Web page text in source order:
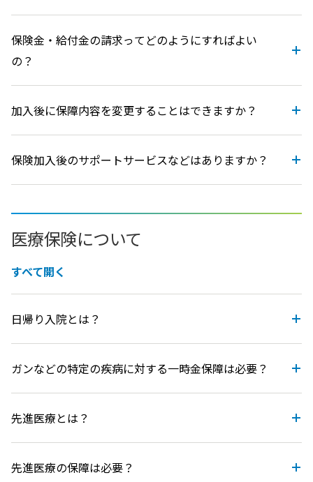
保険金・給付金の請求ってどのようにすればよい
の？
加入後に保障内容を変更することはできますか？
保険加入後のサポートサービスなどはありますか？
医療保険について
すべて開く
日帰り入院とは？
ガンなどの特定の疾病に対する一時金保障は必要？
先進医療とは？
先進医療の保障は必要？